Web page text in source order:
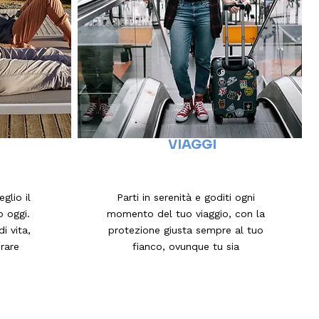
il
oggi.
vita,
VIAGGI
Parti in serenità e goditi ogni
momento del tuo viaggio, con la
protezione giusta sempre al tuo
fianco, ovunque tu sia